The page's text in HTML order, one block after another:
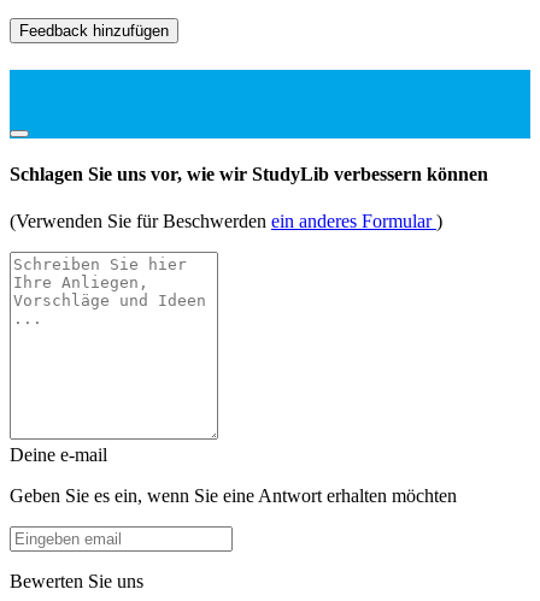
Feedback hinzufügen
Schlagen Sie uns vor, wie wir StudyLib verbessern können
(Verwenden Sie für Beschwerden ein anderes Formular)
Deine e-mail
Geben Sie es ein, wenn Sie eine Antwort erhalten möchten
Bewerten Sie uns